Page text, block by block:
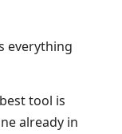
everything
tool is
already in